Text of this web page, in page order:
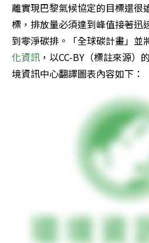
離實現巴黎氣候協定的目標還很
標，排放量必須達到峰值接著迅
到零淨碳排。「全球碳計畫」並
化資訊 ，以CC-BY（標註來源）
境資訊中心翻譯圖表內容如下：